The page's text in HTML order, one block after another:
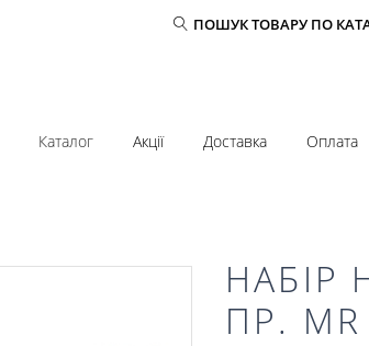
ПОШУК ТОВАРУ ПО
Каталог Акції Доставка Оплата
НАБІР
ПР.